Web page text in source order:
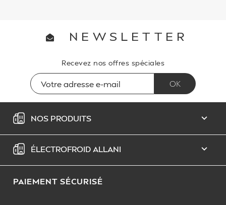
NEWSLETTER
Recevez nos offres spéciales
NOS PRODUITS 
ÉLECTROFROID ALLANI 
PAIEMENT SÉCURISÉ